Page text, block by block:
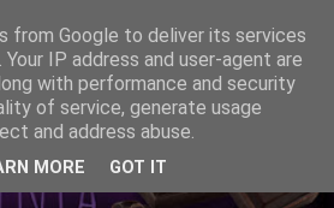
from Google to deliver its services
IP address and user-agent are
with performance and security
of service, generate usage
and address abuse.
MORE GOT IT